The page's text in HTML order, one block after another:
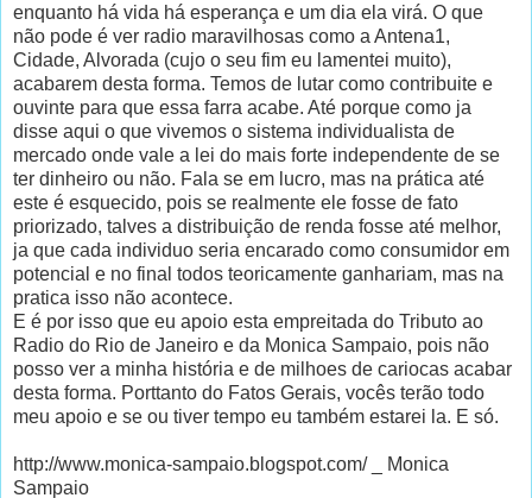
enquanto há vida há esperança e um dia ela virá. O que
não pode é ver radio maravilhosas como a Antena1,
Cidade, Alvorada (cujo o seu fim eu lamentei muito),
acabarem desta forma. Temos de lutar como contribuite e
ouvinte para que essa farra acabe. Até porque como ja
disse aqui o que vivemos o sistema individualista de
mercado onde vale a lei do mais forte independente de se
ter dinheiro ou não. Fala se em lucro, mas na prática até
este é esquecido, pois se realmente ele fosse de fato
priorizado, talves a distribuição de renda fosse até melhor,
ja que cada individuo seria encarado como consumidor em
potencial e no final todos teoricamente ganhariam, mas na
pratica isso não acontece.
E é por isso que eu apoio esta empreitada do Tributo ao
Radio do Rio de Janeiro e da Monica Sampaio, pois não
posso ver a minha história e de milhoes de cariocas acabar
desta forma. Porttanto do Fatos Gerais, vocês terão todo
meu apoio e se ou tiver tempo eu também estarei la. E só.
http://www.monica-sampaio.blogspot.com/ _ Monica
Sampaio